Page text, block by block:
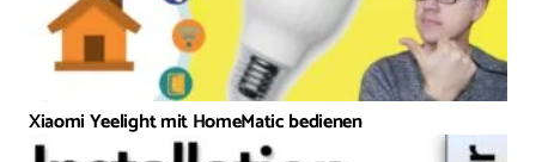
Xiaomi Yeelight mit HomeMatic bedienen